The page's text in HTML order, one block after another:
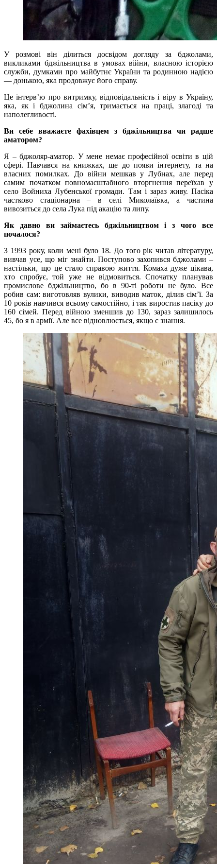
У розмові він ділиться досвідом догляду за бджолами,
викликами бджільництва в умовах війни, власною історією
служби, думками про майбутнє України та родинною надією
— донькою, яка продовжує його справу.
Це інтерв’ю про витримку, відповідальність і віру в Україну,
яка, як і бджолина сім’я, тримається на праці, злагоді та
наполегливості.
Ви себе вважаєте фахівцем з бджільництва чи радше
аматором?
Я – бджоляр-аматор. У мене немає професійної освіти в цій
сфері. Навчався на книжках, ще до появи інтернету, та на
власних помилках. До війни мешкав у Лубнах, але перед
самим початком повномасштабного вторгнення переїхав у
село Войниха Лубенської громади. Там і зараз живу. Пасіка
частково стаціонарна – в селі Миколаївка, а частина
вивозиться до села Лука під акацію та липу.
Як давно ви займаєтесь бджільництвом і з чого все
почалося?
З 1993 року, коли мені було 18. До того рік читав літературу,
вивчав усе, що міг знайти. Поступово захопився бджолами –
настільки, що це стало справою життя. Комаха дуже цікава,
хто спробує, той уже не відмовиться. Спочатку планував
промислове бджільництво, бо в 90-ті роботи не було. Все
робив сам: виготовляв вулики, виводив маток, ділив сім’ї. За
10 років навчився всьому самостійно, і так виростив пасіку до
160 сімей. Перед війною зменшив до 130, зараз залишилось
45, бо я в армії. Але все відновлюється, якщо є знання.